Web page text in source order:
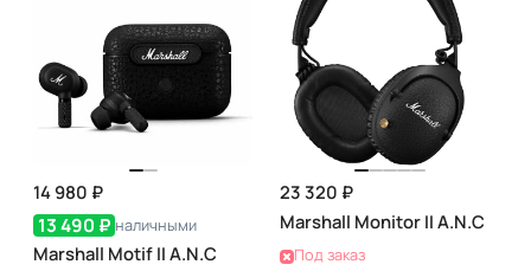
14 980 ₽
13 490 ₽ наличными
Marshall Motif II A.N.C
23 320 ₽
Marshall Monitor II A.N.C
Под заказ